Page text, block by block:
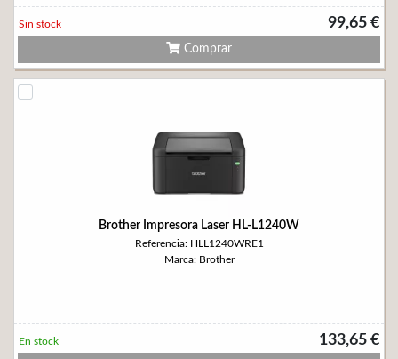
99,65 €
Sin stock
Comprar
Brother Impresora Laser HL-L1240W
Referencia: HLL1240WRE1
Marca: Brother
133,65 €
En stock